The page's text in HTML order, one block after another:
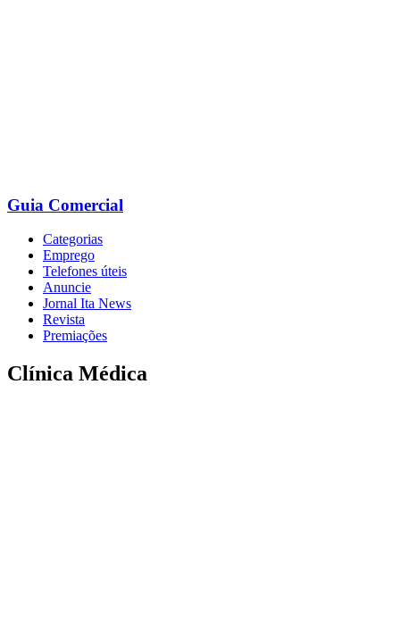
Guia Comercial
Categorias
Emprego
Telefones úteis
Anuncie
Jornal Ita News
Revista
Premiações
Clínica Médica